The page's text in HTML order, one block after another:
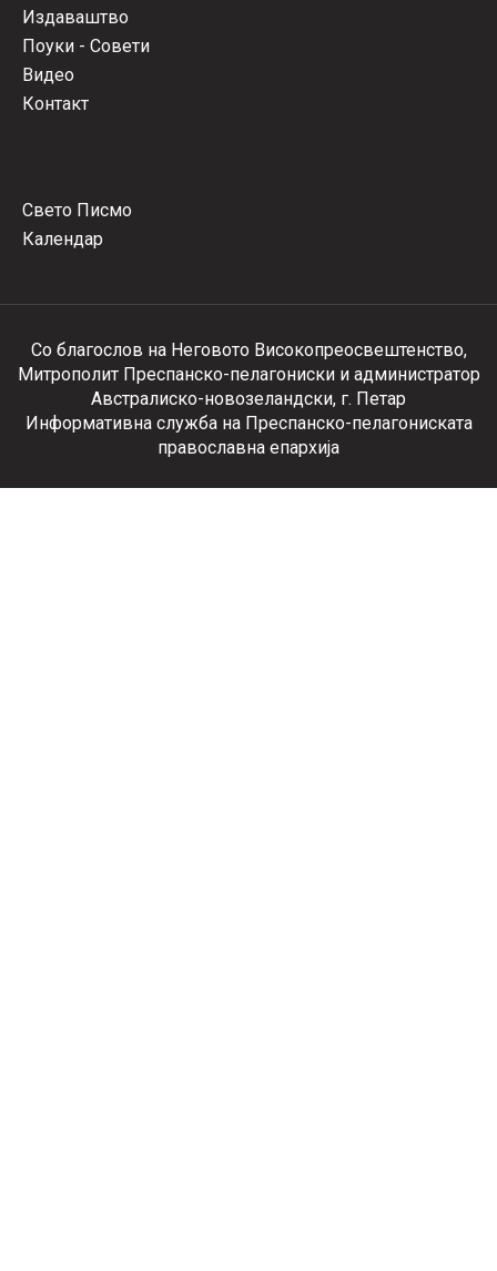
Издаваштво
Поуки - Совети
Видео
Контакт
Свето Писмо
Календар
Со благослов на Неговото Високопреосвештенство,
Митрополит Преспанско-пелагониски и администратор
Австралиско-новозеландски, г. Петар
Информативна служба на Преспанско-пелагониската
православна епархија